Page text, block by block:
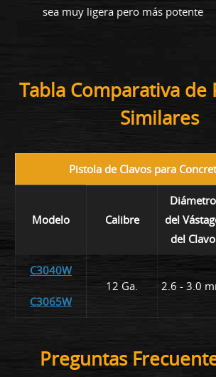
sea muy ligera pero más potente
Tabla Comparativa de
Similares
Pistola de Clavos para
Modelo Calibre
Diámetro
del
del Clavo
C3040W
12 Ga.
2.6 - 3.0
C3065W
Preguntas